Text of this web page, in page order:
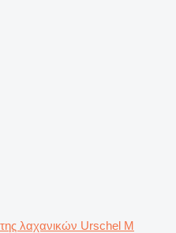
λαχανικών Urschel M